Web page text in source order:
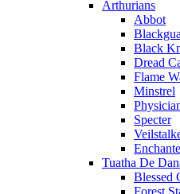
Arthurians
Abbot
Black
Dread
Flame
Minstrel
Specter
Tuatha De
Blessed
Forest